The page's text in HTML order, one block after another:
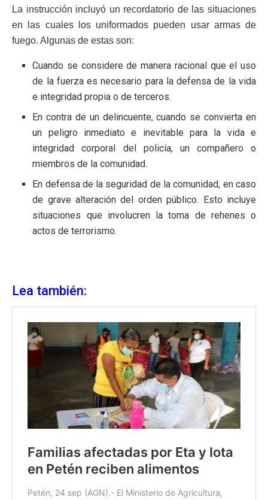
La instrucción incluyó un recordatorio de las situaciones
en las cuales los uniformados pueden usar armas de
fuego. Algunas de estas son:
Cuando se considere de manera racional que el uso
de la fuerza es necesario para la defensa de la vida
e integridad propia o de terceros.
En contra de un delincuente, cuando se convierta en
un peligro inmediato e inevitable para la vida e
integridad corporal del policía, un compañero o
miembros de la comunidad.
En defensa de la seguridad de la comunidad, en caso
de grave alteración del orden público. Esto incluye
situaciones que involucren la toma de rehenes o
actos de terrorismo.
Lea también: